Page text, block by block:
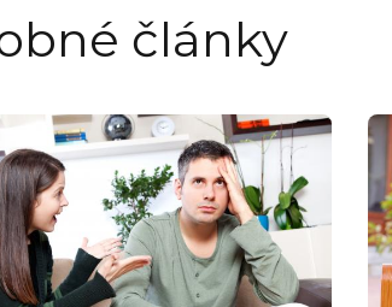
články